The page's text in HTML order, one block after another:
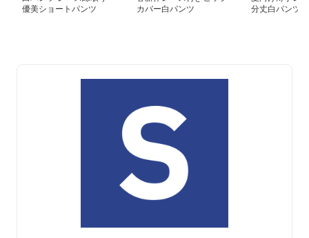
優美ショートパンツ
カバー白パンツ
分丈白パンツ